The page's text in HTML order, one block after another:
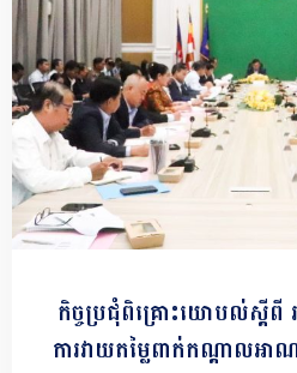
កិច្ចប្រជុំពិគ្រោះយោបល់ស្ដី
ការវាយតម្លៃពាក់កណ្ដាលអាណ